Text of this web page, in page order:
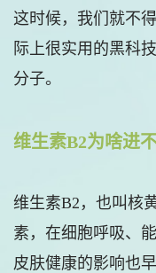
这时候，我们就不
际上很实用的黑科
分子。
维生素B2为啥进
维生素B2，也叫核
素，在细胞呼吸、
皮肤健康的影响也